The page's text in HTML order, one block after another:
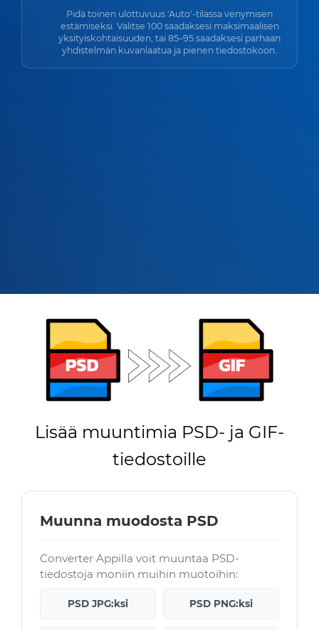
Pidä toinen ulottuvuus 'Auto'-tilassa venymisen
estämiseksi. Valitse 100 saadaksesi maksimaalisen
yksityiskohtaisuuden, tai 85–95 saadaksesi parhaan
yhdistelmän kuvanlaatua ja pienen tiedostokoon.
Lisää muuntimia PSD- ja GIF-
tiedostoille
Muunna muodosta PSD
Converter Appilla voit muuntaa PSD-
tiedostoja moniin muihin muotoihin:
PSD JPG:ksi PSD PNG:ksi